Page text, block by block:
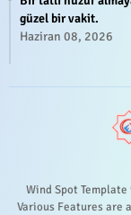
güzel bir vakit.
Haziran 08, 2026
Wind Spot
Various Features are